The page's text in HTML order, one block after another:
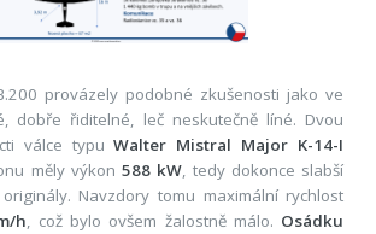
provázely podobné zkušenosti jako ve
dobře řiditelné, leč neskutečně líné. Dvou
válce typuWalter Mistral Major K-14-I
měly výkon588 kW, tedy dokonce slabší
Navzdory tomu maximální rychlost
h, což bylo ovšem žalostně málo. Osádku